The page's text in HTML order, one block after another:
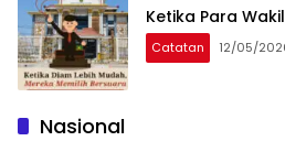
Ketika Para
Catatan 12/05/
Nasional